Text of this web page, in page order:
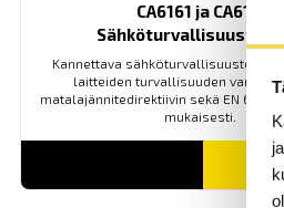
CA6161 ja CA6163
Kannettava sähköturvallisuustesteri
laitteiden turvallisuuden
matalajännitedirektiivin sekä EN
mukaisesti.